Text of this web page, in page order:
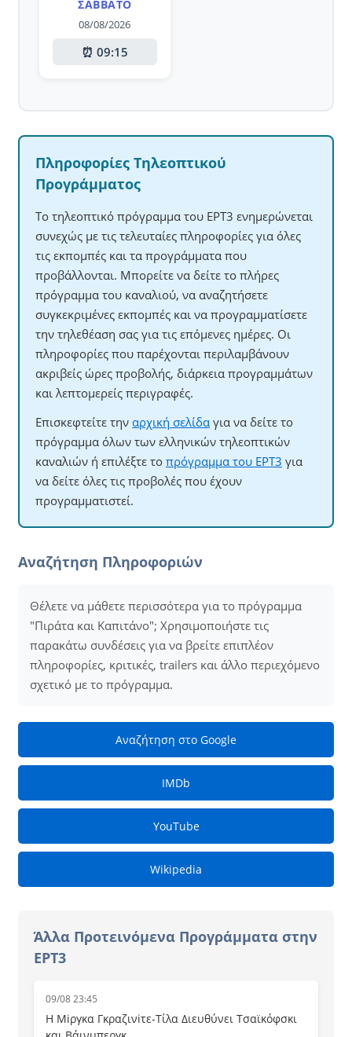
ΣΆΒΒΑΤΟ
08/08/2026
⏰ 09:15
Πληροφορίες Τηλεοπτικού
Προγράμματος
Το τηλεοπτικό πρόγραμμα του ΕΡΤ3 ενημερώνεται
συνεχώς με τις τελευταίες πληροφορίες για όλες
τις εκπομπές και τα προγράμματα που
προβάλλονται. Μπορείτε να δείτε το πλήρες
πρόγραμμα του καναλιού, να αναζητήσετε
συγκεκριμένες εκπομπές και να προγραμματίσετε
την τηλεθέαση σας για τις επόμενες ημέρες. Οι
πληροφορίες που παρέχονται περιλαμβάνουν
ακριβείς ώρες προβολής, διάρκεια προγραμμάτων
και λεπτομερείς περιγραφές.
Επισκεφτείτε την αρχική σελίδα για να δείτε το
πρόγραμμα όλων των ελληνικών τηλεοπτικών
καναλιών ή επιλέξτε το πρόγραμμα του ΕΡΤ3 για
να δείτε όλες τις προβολές που έχουν
προγραμματιστεί.
Αναζήτηση Πληροφοριών
Θέλετε να μάθετε περισσότερα για το πρόγραμμα
"Πιράτα και Καπιτάνο"; Χρησιμοποιήστε τις
παρακάτω συνδέσεις για να βρείτε επιπλέον
πληροφορίες, κριτικές, trailers και άλλο περιεχόμενο
σχετικό με το πρόγραμμα.
Αναζήτηση στο Google
IMDb
YouTube
Wikipedia
Άλλα Προτεινόμενα Προγράμματα στην
ΕΡΤ3
09/08 23:45
Η Μiργκα Γκραζινiτε-Τίλα Διευθύνει Τσαϊκόφσκι